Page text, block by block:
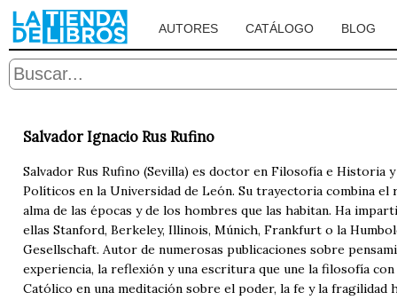
AUTORES CATÁLOGO BLOG
Salvador Ignacio Rus Rufino
Salvador Rus Rufino (Sevilla) es doctor en Filosofía e
Políticos en la Universidad de León. Su trayectoria combina
alma de las épocas y de los hombres que las habitan. Ha
ellas Stanford, Berkeley, Illinois, Múnich, Frankfurt o la
Gesellschaft. Autor de numerosas publicaciones sobre
experiencia, la reflexión y una escritura que une la filosofía
Católico en una meditación sobre el poder, la fe y la